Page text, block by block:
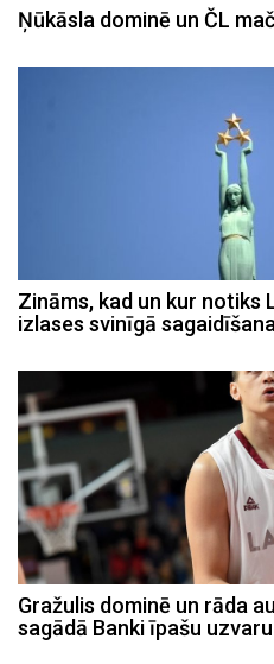
Ņūkāsla dominē un ČL
Zināms, kad un kur notiks
izlases svinīgā sagaidīšana
Gražulis dominē un rāda
sagādā Banki īpašu